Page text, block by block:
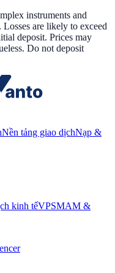
instruments and
are likely to exceed
deposit. Prices may
Do not deposit
Nền tảng giao dịchNạp &
kinh tếVPSMAM &